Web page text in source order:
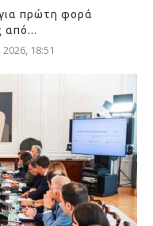
πρώτη φορά
από...
18:51